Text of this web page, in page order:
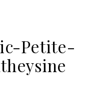
Petite-